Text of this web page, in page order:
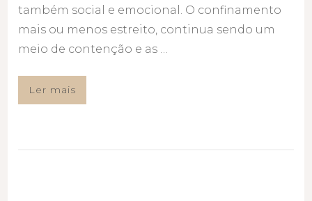
também social e emocional. O confinamento
mais ou menos estreito, continua sendo um
meio de contenção e as …
Ler mais